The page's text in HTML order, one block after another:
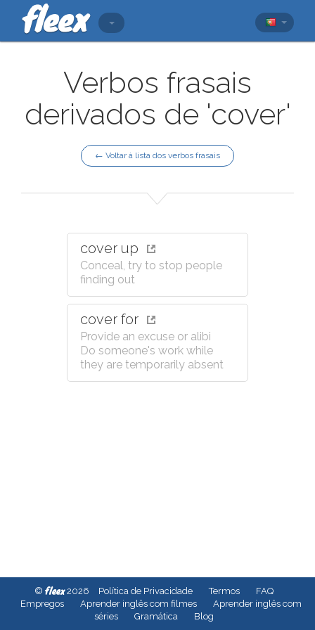
Verbos frasais
derivados de 'cover'
← Voltar à lista dos verbos frasais
cover up
Conceal, try to stop people
finding out
cover for
Provide an excuse or alibi
Do someone's work while
they are temporarily absent
© fleex2026 Política de Privacidade Termos
FAQ
Empregos
Aprender inglês com filmes
Aprender inglês com
séries
Gramática Blog